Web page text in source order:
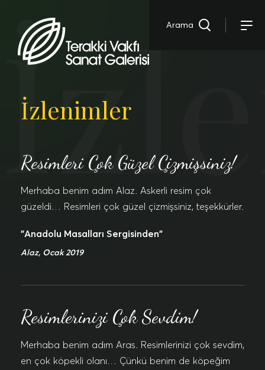
Arama
İzlenimler
Resimleri Çok Güzel Çizmişsiniz!
Merhaba benim adım Alaz. Askerli resim çok
güzeldi… Resimleri çok güzel çizmişsiniz, teşekkürler.
"Anadolu Masalları Sergisinden"
Alaz, Ocak 2019
Resimlerinizi Çok Sevdim!
Merhaba benim adım Aras. Resimlerinizi çok sevdim,
en çok köpekli olanı… Çünkü benim de köpeğim